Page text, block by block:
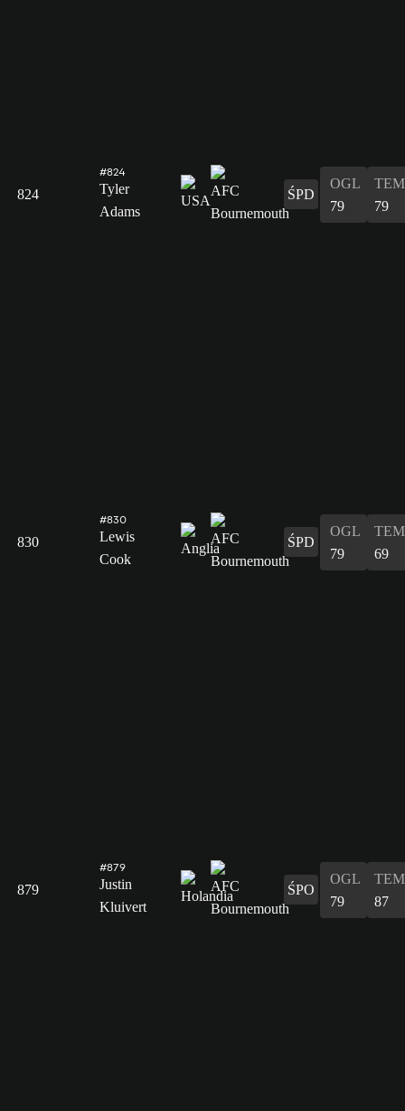
824
#824
Tyler
Adams
ŚPD
OGL
79
TEM
79
830
#830
Lewis
Cook
ŚPD
OGL
79
TEM
69
879
#879
Justin
Kluivert
ŚPO
OGL
79
TEM
87